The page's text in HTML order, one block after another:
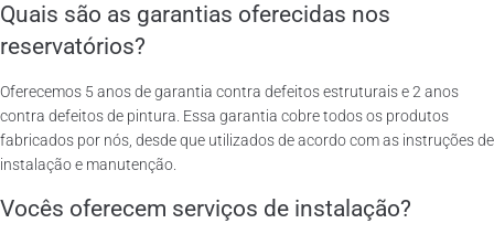
Quais são as garantias oferecidas nos
reservatórios?
Oferecemos 5 anos de garantia contra defeitos estruturais e 2 anos
contra defeitos de pintura. Essa garantia cobre todos os produtos
fabricados por nós, desde que utilizados de acordo com as instruções de
instalação e manutenção.
Vocês oferecem serviços de instalação?